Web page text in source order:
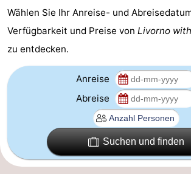
Küstetram
Medizin
Adressen
Region
Westflandern
Gent
Wählen Sie Ihr Anreise- und
Verfügbarkeit und Preise von Livorno
zu entdecken.
Anreise
Abreise
Suchen und finden